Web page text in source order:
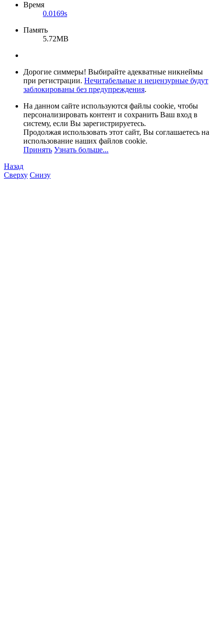
Время
0.0169s
Память
5.72MB
Дорогие симмеры! Выбирайте адекватные никнеймы
при регистрации. Нечитабельные и нецензурные будут
заблокированы без предупреждения.
На данном сайте используются файлы cookie, чтобы
персонализировать контент и сохранить Ваш вход в
систему, если Вы зарегистрируетесь.
Продолжая использовать этот сайт, Вы соглашаетесь на
использование наших файлов cookie.
Принять Узнать больше...
Назад
Сверху Снизу